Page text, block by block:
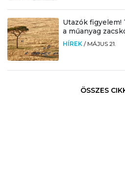
Utazók
a műanyag
HÍREK / MÁJUS 21.
ÖSSZES